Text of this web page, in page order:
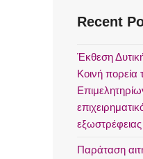
Recent
Έκθεση
Κοινή
εξωστρέφειας
Παράταση